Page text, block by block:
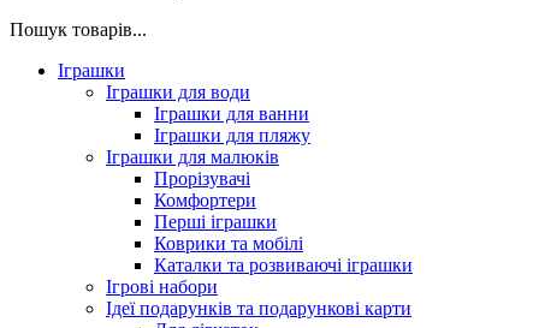
Пошук товарів...
Іграшки
Іграшки для води
Іграшки для ванни
Іграшки для пляжу
Іграшки для малюків
Прорізувачі
Комфортери
Перші іграшки
Коврики та мобілі
Каталки та розвиваючі іграшки
Ігрові набори
Ідеї ​​подарунків та подарункові карти